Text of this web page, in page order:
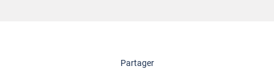
Partagercette page